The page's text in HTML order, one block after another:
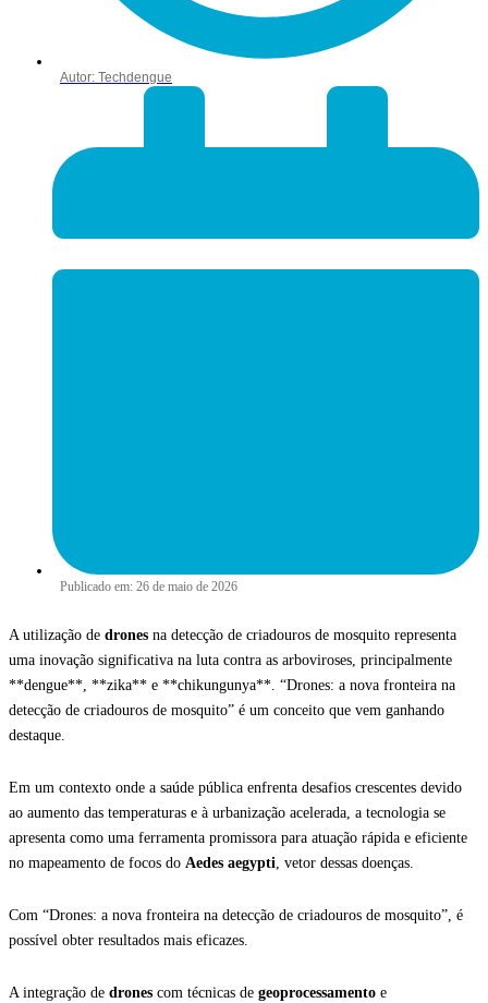
Autor: Techdengue
Publicado em: 26 de maio de 2026
A utilização de drones na detecção de criadouros de mosquito representa
uma inovação significativa na luta contra as arboviroses, principalmente
**dengue**, **zika** e **chikungunya**. “Drones: a nova fronteira na
detecção de criadouros de mosquito” é um conceito que vem ganhando
destaque.
Em um contexto onde a saúde pública enfrenta desafios crescentes devido
ao aumento das temperaturas e à urbanização acelerada, a tecnologia se
apresenta como uma ferramenta promissora para atuação rápida e eficiente
no mapeamento de focos do Aedes aegypti, vetor dessas doenças.
Com “Drones: a nova fronteira na detecção de criadouros de mosquito”, é
possível obter resultados mais eficazes.
A integração de drones com técnicas de geoprocessamento e